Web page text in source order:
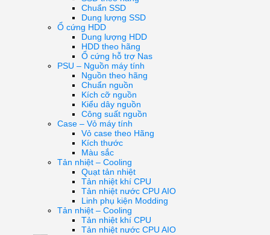
Chuẩn SSD
Dung lượng SSD
Ổ cứng HDD
Dung lượng HDD
HDD theo hãng
Ổ cứng hỗ trợ Nas
PSU – Nguồn máy tính
Nguồn theo hãng
Chuẩn nguồn
Kích cỡ nguồn
Kiểu dây nguồn
Công suất nguồn
Case – Vỏ máy tính
Vỏ case theo Hãng
Kích thước
Màu sắc
Tản nhiệt – Cooling
Quạt tản nhiệt
Tản nhiệt khí CPU
Tản nhiệt nước CPU AIO
Linh phụ kiện Modding
Tản nhiệt – Cooling
Tản nhiệt khí CPU
Tản nhiệt nước CPU AIO